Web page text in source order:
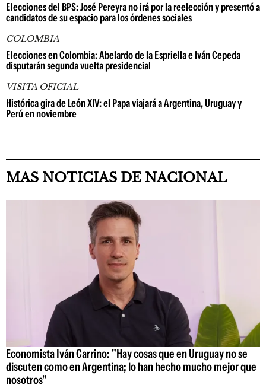
Elecciones del BPS: José Pereyra no irá por la reelección y presentó a
candidatos de su espacio para los órdenes sociales
COLOMBIA
Elecciones en Colombia: Abelardo de la Espriella e Iván Cepeda
disputarán segunda vuelta presidencial
VISITA OFICIAL
Histórica gira de León XIV: el Papa viajará a Argentina, Uruguay y
Perú en noviembre
MAS NOTICIAS DE NACIONAL
Economista Iván Carrino: "Hay cosas que en Uruguay no se
discuten como en Argentina; lo han hecho mucho mejor que
nosotros"